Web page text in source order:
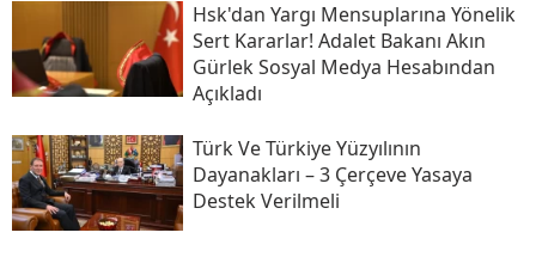
Hsk'dan Yargı Mensuplarına Yönelik
Sert Kararlar! Adalet Bakanı Akın
Gürlek Sosyal Medya Hesabından
Açıkladı
Türk Ve Türkiye Yüzyılının
Dayanakları – 3 Çerçeve Yasaya
Destek Verilmeli